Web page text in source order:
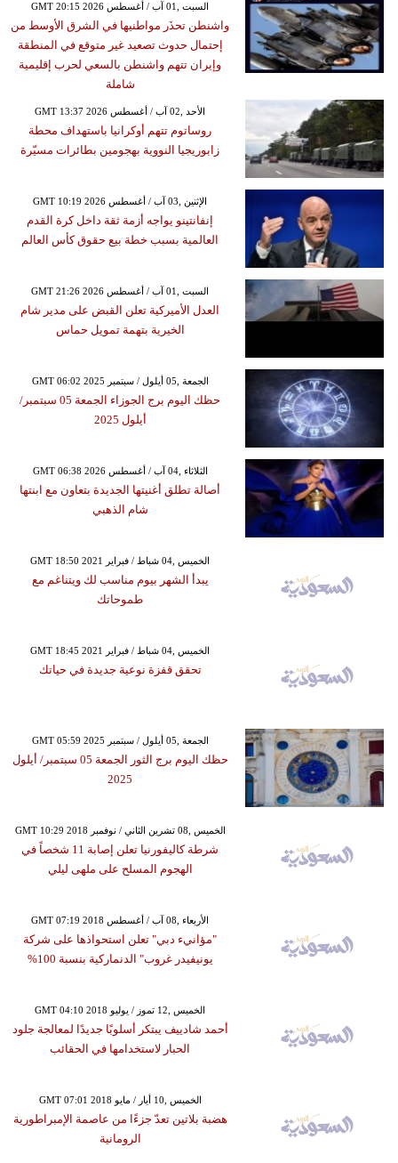
GMT 20:15 2026 السبت ,01 آب / أغسطس
واشنطن تحذَر مواطنيها في الشرق الأوسط من
إحتمال حدوث تصعيد غير متوقع في المنطقة
وإيران تتهم واشنطن بالسعي لحرب إقليمية
شاملة
GMT 13:37 2026 الأحد ,02 آب / أغسطس
روساتوم تتهم أوكرانيا باستهداف محطة
زابوريجيا النووية بهجومين بطائرات مسيّرة
GMT 10:19 2026 الإثنين ,03 آب / أغسطس
إنفانتينو يواجه أزمة ثقة داخل كرة القدم
العالمية بسبب خطة بيع حقوق كأس العالم
GMT 21:26 2026 السبت ,01 آب / أغسطس
العدل الأميركية تعلن القبض على مدير شام
الخيرية بتهمة تمويل حماس
GMT 06:02 2025 الجمعة ,05 أيلول / سبتمبر
حظك اليوم برج الجوزاء الجمعة 05 سبتمبر/
أيلول 2025
GMT 06:38 2026 الثلاثاء ,04 آب / أغسطس
أصالة تطلق أغنيتها الجديدة بتعاون مع ابنتها
شام الذهبي
GMT 18:50 2021 الخميس ,04 شباط / فبراير
يبدأ الشهر بيوم مناسب لك ويتناغم مع
طموحاتك
GMT 18:45 2021 الخميس ,04 شباط / فبراير
تحقق قفزة نوعية جديدة في حياتك
GMT 05:59 2025 الجمعة ,05 أيلول / سبتمبر
حظك اليوم برج الثور الجمعة 05 سبتمبر/ أيلول
2025
GMT 10:29 2018 الخميس ,08 تشرين الثاني / نوفمبر
شرطة كاليفورنيا تعلن إصابة 11 شخصاً في
الهجوم المسلح على ملهى ليلي
GMT 07:19 2018 الأربعاء ,08 آب / أغسطس
"مؤانيء دبي" تعلن استحواذها على شركة
يونيفيدر غروب" الدنماركية بنسبة 100%
GMT 04:10 2018 الخميس ,12 تموز / يوليو
أحمد شادييف يبتكر أسلوبًا جديدًا لمعالجة جلود
الحبار لاستخدامها في الحقائب
GMT 07:01 2018 الخميس ,10 أيار / مايو
هضبة بلاتين تعدّ جزءًا من عاصمة الإمبراطورية
الرومانية